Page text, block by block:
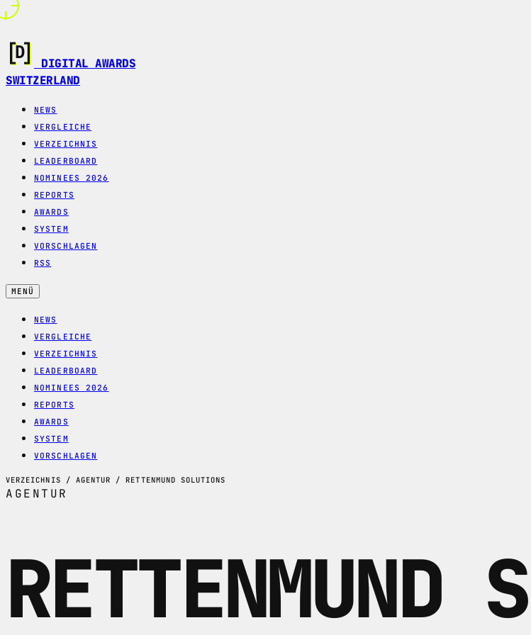
DIGITAL AWARDS
SWITZERLAND
NEWS
VERGLEICHE
VERZEICHNIS
LEADERBOARD
NOMINEES 2026
REPORTS
AWARDS
SYSTEM
VORSCHLAGEN
RSS
MENÜ
NEWS
VERGLEICHE
VERZEICHNIS
LEADERBOARD
NOMINEES 2026
REPORTS
AWARDS
SYSTEM
VORSCHLAGEN
VERZEICHNIS / AGENTUR / RETTENMUND SOLUTIONS
AGENTUR
RETTENMUND